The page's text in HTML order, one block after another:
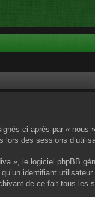
ci-après par «
des sessions
», le logiciel phpBB
identifiant
de ce fait tous